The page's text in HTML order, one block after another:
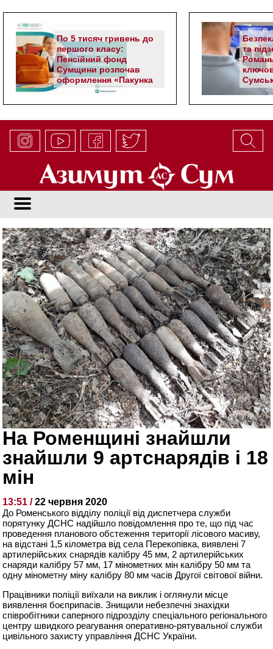
По 5 тисяч гривень до
першого класу:
Пенсійний фонд
Сумщини розпочав
оформлення «Пакунка
школяра»
та
На Роменщині знайшли
знайшли 9 артснарядів і 18
мін
13:51 /22 червня 2020
До Роменського відділу поліції від диспетчера служби
порятунку ДСНС надійшло повідомлення про те, що під час
проведення планового обстеження території лісового масиву,
на відстані 1,5 кілометра від села Перекопівка, виявлені 7
артилерійських снарядів калібру 45 мм, 2 артилерійських
снаряди калібру 57 мм, 17 мінометних мін калібру 50 мм та
одну мінометну міну калібру 80 мм часів Другої світової війни.
Працівники поліції виїхали на виклик і оглянули місце
виявлення боєприпасів. Знищили небезпечні знахідки
співробітники саперного підрозділу спеціального регіонального
центру швидкого реагування оперативно-рятувальної служби
цивільного захисту управління ДСНС України.